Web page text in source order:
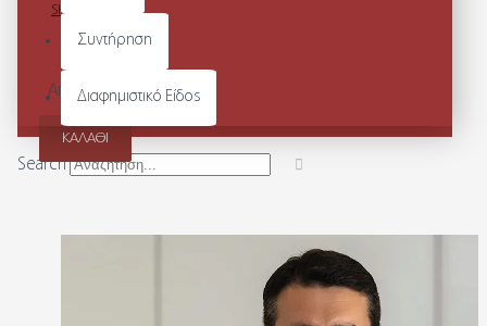
Συντήρηση
Διαφημιστικό Είδος
Search
SHIRT ΚΟΝΤΟ
ΜΑΝΙΚΙ V
Από 49,60€
ΚΑΛΆΘΙ